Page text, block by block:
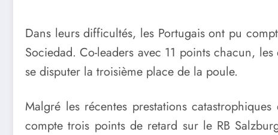
Dans leurs difficultés, les Portugais ont pu
Sociedad. Co-leaders avec 11 points chacun,
se disputer la troisième place de la poule.
Malgré les récentes prestations
compte trois points de retard sur le RB